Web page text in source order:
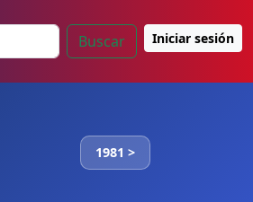
Buscar Iniciar sesión
1981 >